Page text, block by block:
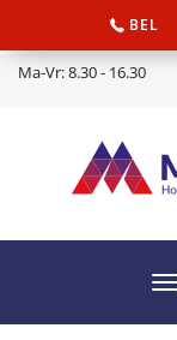
BEL
Ma-Vr: 8.30 - 16.30